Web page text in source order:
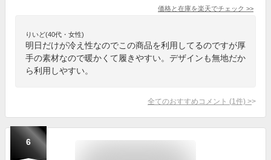
価格と在庫を楽天でチェック >>
りいど(40代・女性)
明日だけが冷え性なのでこの商品を利用してるのですが厚
手の素材なので暖かくて履きやすい。デザインも無地だか
ら利用しやすい。
全てのおすすめコメント (1 件) >
6